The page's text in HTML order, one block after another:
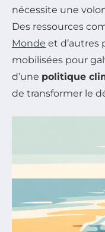
nécessite une
Des ressources
Monde et d’autres
mobilisées pour
d’une politique
de transformer le